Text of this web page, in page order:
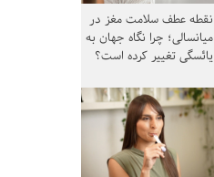
نقطه عطف سلامت مغز در
میانسالی؛ چرا نگاه جهان به
یائسگی تغییر کرده است؟